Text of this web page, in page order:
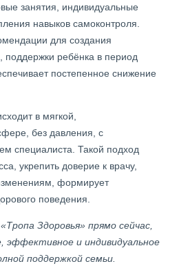
занятия, индивидуальные
навыков самоконтроля.
для создания
ребёнка в период
постепенное снижение
в мягкой,
без давления, с
специалиста. Такой подход
укрепить доверие к врачу,
формирует
поведения.
Здоровья» прямо сейчас,
эффективное и индивидуальное
поддержкой семьи.